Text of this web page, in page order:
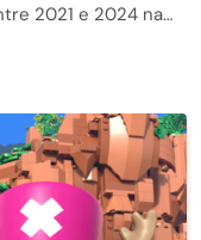
2021 e 2024 na…